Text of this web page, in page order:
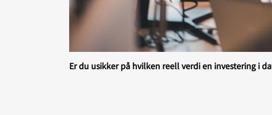
Er du usikker på hvilken reell verdi en investering i